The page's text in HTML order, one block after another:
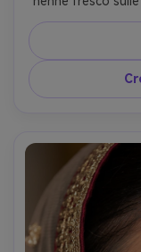
sullo sfondo,
mosso,
freeze con luci
fotorealistica,